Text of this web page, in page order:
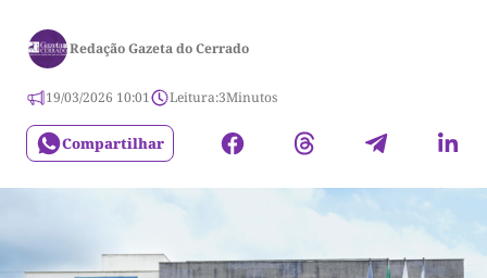
Redação Gazeta do Cerrado
19/03/2026 10:01 Leitura:3Minutos
Compartilhar